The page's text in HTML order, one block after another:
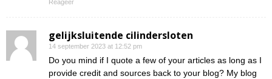
Reageer
gelijksluitende cilindersloten
14 september 2023 at 12:52 pm
Do you mind if I quote a few of your articles as long as I
provide credit and sources back to your blog? My blog